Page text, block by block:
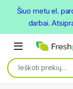
Open
Ieškoti:
Šiuo metu el.
darbai.